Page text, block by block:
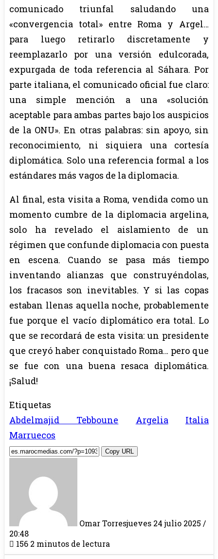
comunicado triunfal saludando una
«convergencia total» entre Roma y Argel…
para luego retirarlo discretamente y
reemplazarlo por una versión edulcorada,
expurgada de toda referencia al Sáhara. Por
parte italiana, el comunicado oficial fue claro:
una simple mención a una «solución
aceptable para ambas partes bajo los auspicios
de la ONU». En otras palabras: sin apoyo, sin
reconocimiento, ni siquiera una cortesía
diplomática. Solo una referencia formal a los
estándares más vagos de la diplomacia.
Al final, esta visita a Roma, vendida como un
momento cumbre de la diplomacia argelina,
solo ha revelado el aislamiento de un
régimen que confunde diplomacia con puesta
en escena. Cuando se pasa más tiempo
inventando alianzas que construyéndolas,
los fracasos son inevitables. Y si las copas
estaban llenas aquella noche, probablemente
fue porque el vacío diplomático era total. Lo
que se recordará de esta visita: un presidente
que creyó haber conquistado Roma… pero que
se fue con una buena resaca diplomática.
¡Salud!
Etiquetas
Abdelmajid Tebboune
Argelia
Italia
Marruecos
Copy URL
Omar Torresjueves 24 julio 2025 /
20:48
156 2 minutos de lectura